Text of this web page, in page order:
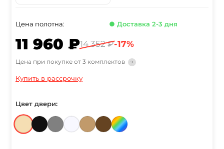
Цена полотна: ● Доставка 2-3 дня
11 960 ₽14 352 ₽-17%
Цена при покупке от 3 комплектов ?
Купить в рассрочку
Цвет двери: